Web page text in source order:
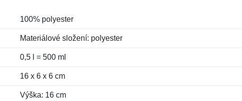
100% polyester
Materiálové složení: polyester
0,5 l = 500 ml
16 x 6 x 6 cm
Výška: 16 cm